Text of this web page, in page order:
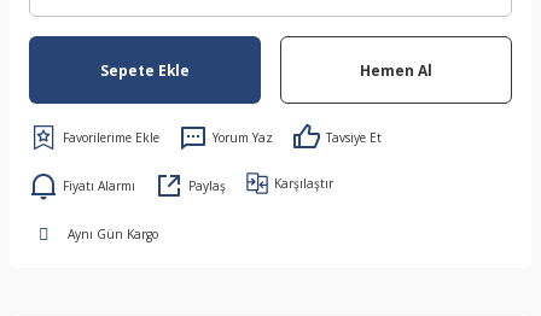
Sepete Ekle Hemen Al
Yorum Yaz Tavsiye Et
Fiyatı Alarmı Paylaş Karşılaştır
Aynı Gün Kargo